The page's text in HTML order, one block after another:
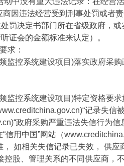
因违法经营受到刑事处罚或者
罚决定书部门所在省级政府，
证会的金额标准来认定）。
求：
控系统建设项目)落实政府采购
控系统建设项目)特定资格要求
记录失信
政府采购严重违法失信行为
信用中国”网站（
， 如相关失信记录已失效， 供应
、管理关系的不同供应商，